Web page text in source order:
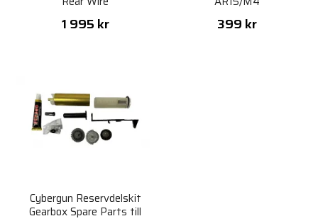
1 995 kr 399 kr
Cybergun Reservdelskit
Gearbox Spare Parts till